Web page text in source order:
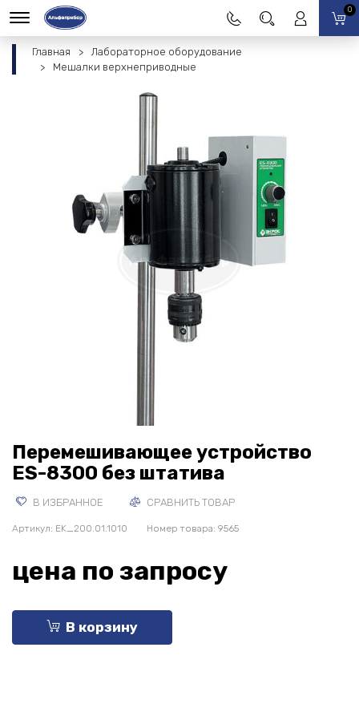
0
Главная
Лабораторное оборудование
Мешалки верхнеприводные
Перемешивающее устройство
ES-8300 без штатива
В ИЗБРАННОЕ СРАВНИТЬ ТОВАР
Артикул: EK_200.01.1010 Номер товара: 9565
цена по запросу
В корзину